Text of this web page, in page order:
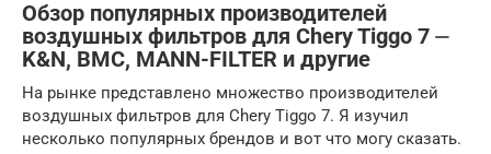
Обзор популярных производителей
воздушных фильтров для Chery Tiggo 7 ⏤
K&N, BMC, MANN-FILTER и другие
На рынке представлено множество производителей
воздушных фильтров для Chery Tiggo 7. Я изучил
несколько популярных брендов и вот что могу сказать.